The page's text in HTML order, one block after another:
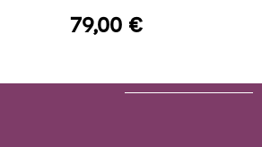
79,00 €